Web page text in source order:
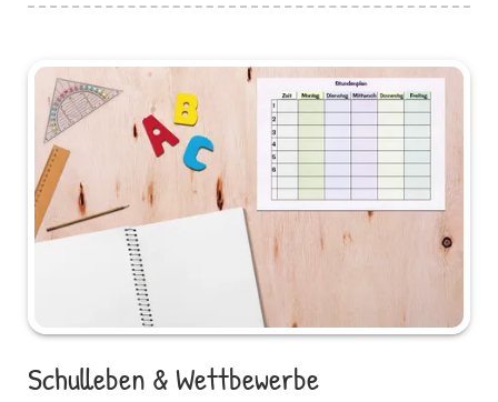
Schulleben & Wettbewerbe